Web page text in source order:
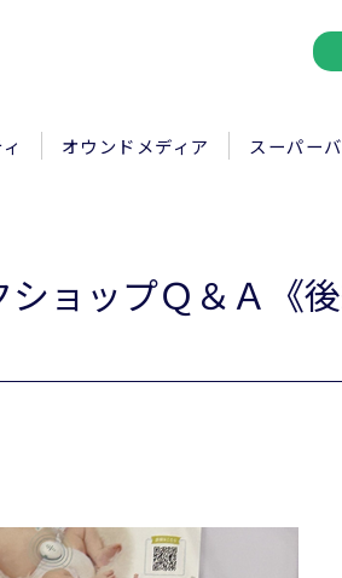
オウンドメディア スーパー
ョップＱ＆Ａ《後